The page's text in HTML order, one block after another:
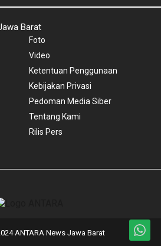
Barat
Foto
Video
Ketentuan Penggunaan
Kebijakan Privasi
Pedoman Media Siber
Tentang Kami
Rilis Pers
ANTARA News Jawa Barat